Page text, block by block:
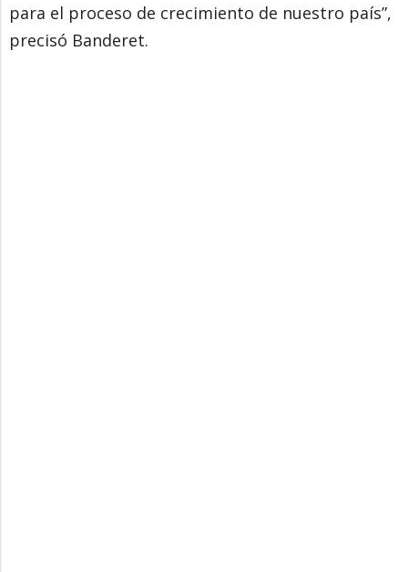
para el proceso de crecimiento de nuestro país”,
precisó Banderet.